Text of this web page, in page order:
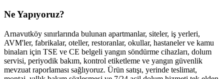
Ne Yapıyoruz?
Arnavutköy sınırlarında bulunan apartmanlar, siteler, iş yerleri,
AVM'ler, fabrikalar, oteller, restoranlar, okullar, hastaneler ve kamu
binaları için TSE ve CE belgeli yangın söndürme cihazları, dolum
servisi, periyodik bakım, kontrol etiketleme ve yangın güvenlik
mevzuat raporlaması sağlıyoruz. Ürün satışı, yerinde teslimat,